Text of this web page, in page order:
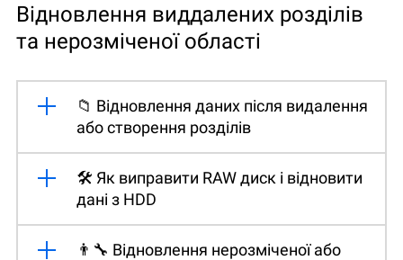
Відновлення виддалених розділів
та нерозміченої області
📁 Відновлення даних після видалення
або створення розділів
🛠️ Як виправити RAW диск і відновити
дані з HDD
👨‍🔧 Відновлення нерозміченої або